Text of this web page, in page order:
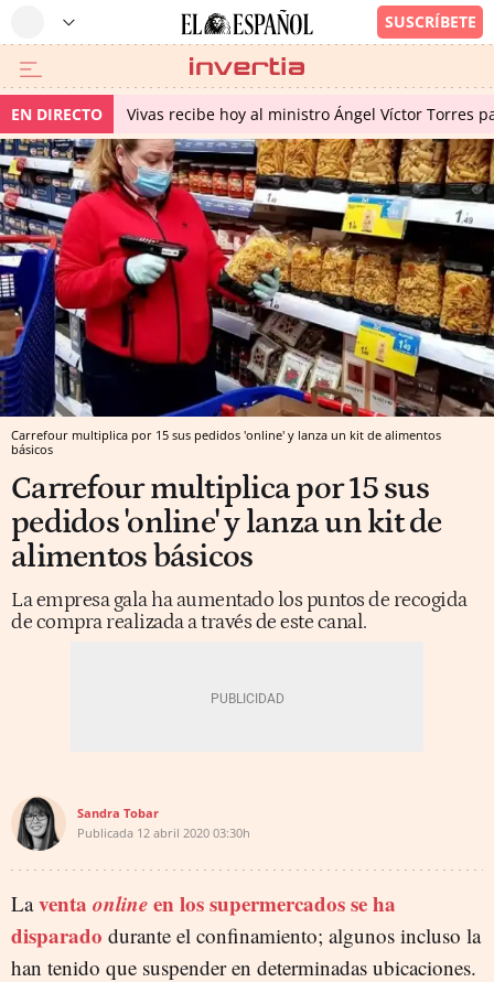
EN DIRECTO Vivas recibe hoy al ministro Ángel Víctor Torres
Carrefour multiplica por 15 sus pedidos 'online' y lanza un kit de alimentos
básicos
Carrefour multiplica por 15 sus
pedidos 'online' y lanza un kit de
alimentos básicos
La empresa gala ha aumentado los puntos de recogida
de compra realizada a través de este canal.
Sandra Tobar
Publicada 12 abril 2020 03:30h
Laventa onlineen los supermercados se ha
disparado durante el confinamiento; algunos incluso la
han tenido que suspender en determinadas ubicaciones.